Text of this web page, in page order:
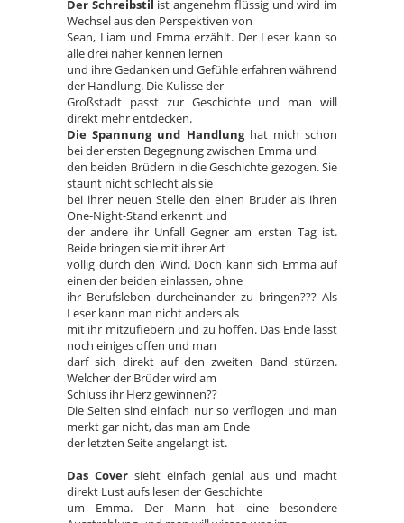
Der Schreibstil ist angenehm flüssig und wird im
Wechsel aus den Perspektiven von
Sean, Liam und Emma erzählt. Der Leser kann so
alle drei näher kennen lernen
und ihre Gedanken und Gefühle erfahren während
der Handlung. Die Kulisse der
Großstadt passt zur Geschichte und man will
direkt mehr entdecken.
Die Spannung und Handlunghat mich schon
bei der ersten Begegnung zwischen Emma und
den beiden Brüdern in die Geschichte gezogen. Sie
staunt nicht schlecht als sie
bei ihrer neuen Stelle den einen Bruder als ihren
One-Night-Stand erkennt und
der andere ihr Unfall Gegner am ersten Tag ist.
Beide bringen sie mit ihrer Art
völlig durch den Wind. Doch kann sich Emma auf
einen der beiden einlassen, ohne
ihr Berufsleben durcheinander zu bringen??? Als
Leser kann man nicht anders als
mit ihr mitzufiebern und zu hoffen. Das Ende lässt
noch einiges offen und man
darf sich direkt auf den zweiten Band stürzen.
Welcher der Brüder wird am
Schluss ihr Herz gewinnen??
Die Seiten sind einfach nur so verflogen und man
merkt gar nicht, das man am Ende
der letzten Seite angelangt ist.
Das Cover sieht einfach genial aus und macht
direkt Lust aufs lesen der Geschichte
um Emma. Der Mann hat eine besondere